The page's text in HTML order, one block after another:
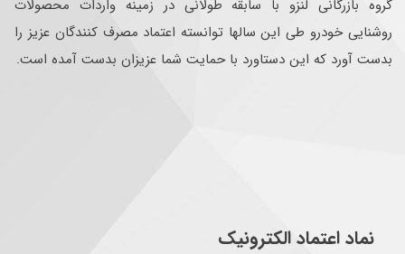
گروه بازرگانی لنزو با سابقه طولانی در زمینه واردات محصولات
روشنایی خودرو طی این سالها توانسته اعتماد مصرف کنندگان عزیز را
بدست آورد که این دستاورد با حمایت شما عزیزان بدست آمده است.
نماد اعتماد الکترونیک